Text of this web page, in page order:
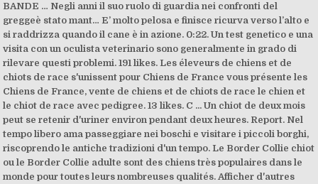
BANDE … Negli anni il suo ruolo di guardia nei confronti del
greggeè stato mant… E’ molto pelosa e finisce ricurva verso l’alto e
si raddrizza quando il cane è in azione. 0:22. Un test genetico e una
visita con un oculista veterinario sono generalmente in grado di
rilevare questi problemi. 191 likes. Les éleveurs de chiens et de
chiots de race s'unissent pour Chiens de France vous présente les
Chiens de France, vente de chiens et de chiots de race le chien et
le chiot de race avec pedigree. 13 likes. C ... Un chiot de deux mois
peut se retenir d'uriner environ pendant deux heures. Report. Nel
tempo libero ama passeggiare nei boschi e visitare i piccoli borghi,
riscoprendo le antiche tradizioni d'un tempo. Le Border Collie chiot
ou le Border Collie adulte sont des chiens très populaires dans le
monde pour toutes leurs nombreuses qualités. Afficher d'autres